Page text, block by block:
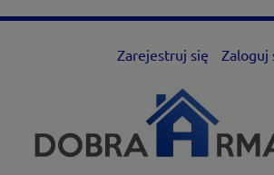
Zarejestruj się Zaloguj